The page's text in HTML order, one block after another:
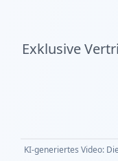
Exklusive
KI-generiertes Video: